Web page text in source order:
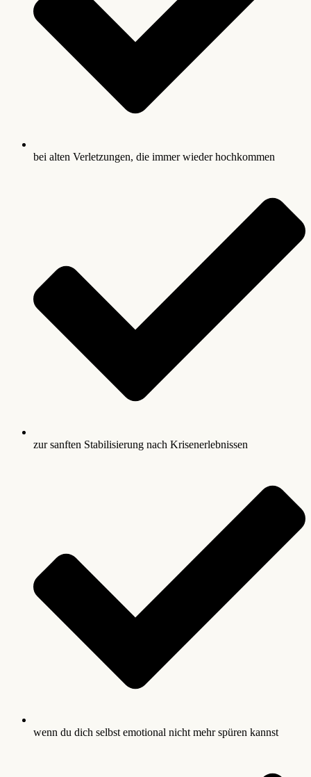
bei alten Verletzungen, die immer wieder hochkommen
zur sanften Stabilisierung nach Krisenerlebnissen
wenn du dich selbst emotional nicht mehr spüren kannst